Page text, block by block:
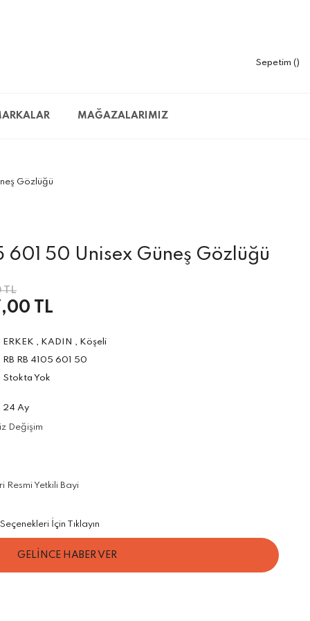
Sepetim
MAĞAZALARIMIZ
Gözlüğü
601 50 Unisex Güneş Gözlüğü
TL
TL
ERKEK , KADIN , Köşeli
RB RB 4105 601 50
Stokta Yok
24 Ay
Değişim
Resmi Yetkili Bayi
İçin Tıklayın
GELİNCE HABER VER